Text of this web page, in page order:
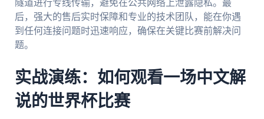
隧道进行专线传输，避免在公共网络上泄露隐私。最
后，强大的售后实时保障和专业的技术团队，能在你遇
到任何连接问题时迅速响应，确保在关键比赛前解决问
题。
实战演练：如何观看一场中文解
说的世界杯比赛